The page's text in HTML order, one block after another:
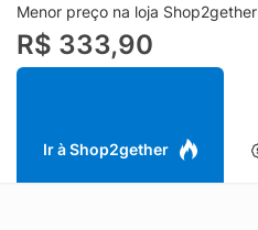
Menor preço na loja Shop2gether
R$ 333,90
Ir à Shop2gether